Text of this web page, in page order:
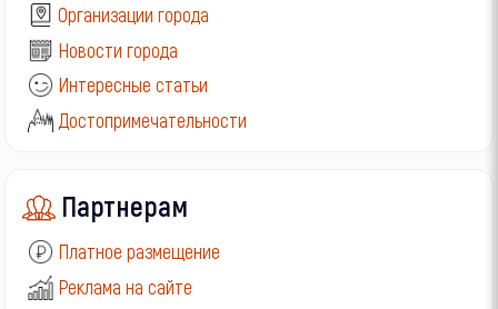
Организации города
Новости города
Интересные статьи
Достопримечательности
Партнерам
Платное размещение
Реклама на сайте